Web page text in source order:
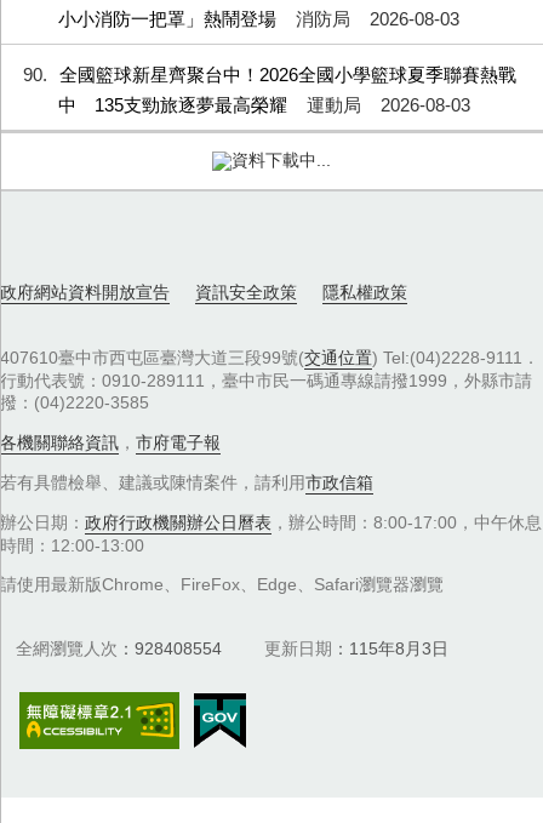
小小消防一把罩」熱鬧登場
消防局 2026-08-03
90
全國籃球新星齊聚台中！2026全國小學籃球夏季聯賽熱戰
中 135支勁旅逐夢最高榮耀
運動局 2026-08-03
資料下載中...
政府網站資料開放宣告 資訊安全政策 隱私權政策
407610臺中市西屯區臺灣大道三段99號(交通位置) Tel:(04)2228-9111．
行動代表號：0910-289111，臺中市民一碼通專線請撥1999，外縣市請
撥：(04)2220-3585
各機關聯絡資訊 ， 市府電子報
若有具體檢舉、建議或陳情案件，請利用市政信箱
辦公日期： 政府行政機關辦公日曆表 ，辦公時間：8:00-17:00，中午休息
時間：12:00-13:00
請使用最新版Chrome、FireFox、Edge、Safari瀏覽器瀏覽
全網瀏覽人次 928408554 更新日期 115年8月3日